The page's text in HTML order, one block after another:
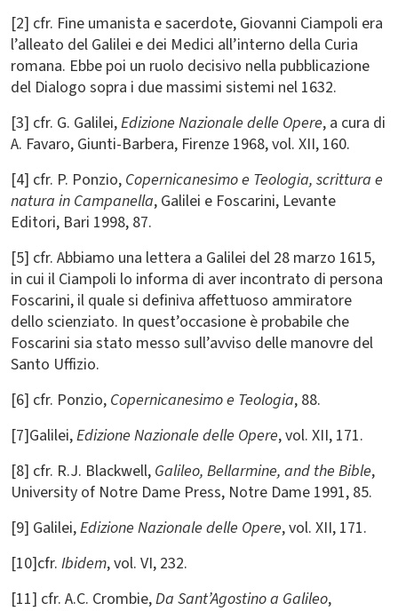
[2] cfr. Fine umanista e sacerdote, Giovanni Ciampoli era
l’alleato del Galilei e dei Medici all’interno della Curia
romana. Ebbe poi un ruolo decisivo nella pubblicazione
del Dialogo sopra i due massimi sistemi nel 1632.
[3] cfr. G. Galilei,Edizione Nazionale delle Opere, a cura di
A. Favaro, Giunti-Barbera, Firenze 1968, vol. XII, 160.
[4] cfr. P. Ponzio, Copernicanesimo e Teologia, scrittura e
natura in Campanella, Galilei e Foscarini, Levante
Editori, Bari 1998, 87.
[5] cfr. Abbiamo una lettera a Galilei del 28 marzo 1615,
in cui il Ciampoli lo informa di aver incontrato di persona
Foscarini, il quale si definiva affettuoso ammiratore
dello scienziato. In quest’occasione è probabile che
Foscarini sia stato messo sull’avviso delle manovre del
Santo Uffizio.
[6] cfr. Ponzio, Copernicanesimo e Teologia, 88.
[7]Galilei,Edizione Nazionale delle Opere, vol. XII, 171.
[8] cfr. R.J. Blackwell, Galileo, Bellarmine, and the Bible,
University of Notre Dame Press, Notre Dame 1991, 85.
[9] Galilei,Edizione Nazionale delle Opere, vol. XII, 171.
[10]cfr. Ibidem, vol. VI, 232.
[11] cfr. A.C. Crombie,Da Sant’Agostino a Galileo,